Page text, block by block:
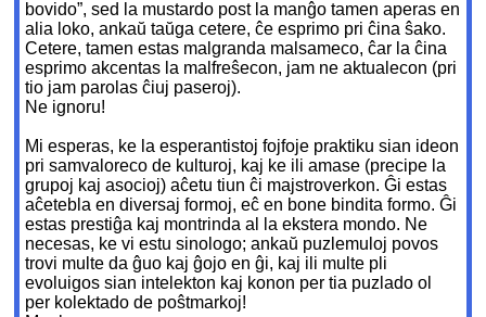
bovido”, sed la mustardo post la manĝo tamen aperas en
alia loko, ankaŭ taŭga cetere, ĉe esprimo pri ĉina ŝako.
Cetere, tamen estas malgranda malsameco, ĉar la ĉina
esprimo akcentas la malfreŝecon, jam ne aktualecon (pri
tio jam parolas ĉiuj paseroj).
Ne ignoru!
Mi esperas, ke la esperantistoj fojfoje praktiku sian ideon
pri samvaloreco de kulturoj, kaj ke ili amase (precipe la
grupoj kaj asocioj) aĉetu tiun ĉi majstroverkon. Ĝi estas
aĉetebla en diversaj formoj, eĉ en bone bindita formo. Ĝi
estas prestiĝa kaj montrinda al la ekstera mondo. Ne
necesas, ke vi estu sinologo; ankaŭ puzlemuloj povos
trovi multe da ĝuo kaj ĝojo en ĝi, kaj ili multe pli
evoluigos sian intelekton kaj konon per tia puzlado ol
per kolektado de poŝtmarkoj!